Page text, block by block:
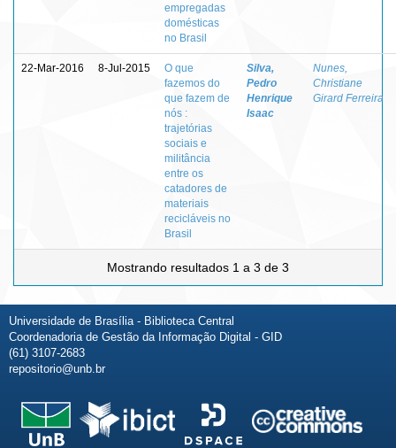
empregadas
domésticas
no Brasil
22-Mar-2016 8-Jul-2015
O que
fazemos do
que fazem de
nós :
trajetórias
sociais e
militância
entre os
catadores de
materiais
recicláveis no
Brasil
Silva,
Pedro
Henrique
Isaac
Nunes,
Christiane
Girard Ferreira
Mostrando resultados 1 a 3 de 3
Universidade de Brasília - Biblioteca Central
Coordenadoria de Gestão da Informação Digital - GID
(61) 3107-2683
repositorio@unb.br